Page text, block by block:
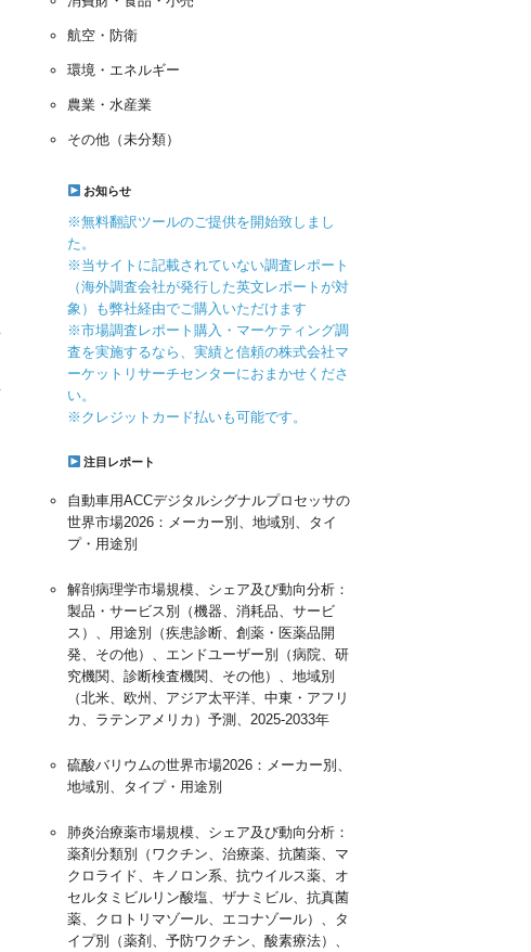
航空・防衛
環境・エネルギー
農業・水産業
その他（未分類）
お知らせ
※無料翻訳ツールのご提供を開始致しまし
た。
※当サイトに記載されていない調査レポート
（海外調査会社が発行した英文レポートが対
象）も弊社経由でご購入いただけます
※市場調査レポート購入・マーケティング調
査を実施するなら、実績と信頼の株式会社マ
ーケットリサーチセンターにおまかせくださ
い。
※クレジットカード払いも可能です。
注目レポート
自動車用ACCデジタルシグナルプロセッサの
世界市場2026：メーカー別、地域別、タイ
プ・用途別
解剖病理学市場規模、シェア及び動向分析：
製品・サービス別（機器、消耗品、サービ
ス）、用途別（疾患診断、創薬・医薬品開
発、その他）、エンドユーザー別（病院、研
究機関、診断検査機関、その他）、地域別
（北米、欧州、アジア太平洋、中東・アフリ
カ、ラテンアメリカ）予測、2025-2033年
硫酸バリウムの世界市場2026：メーカー別、
地域別、タイプ・用途別
肺炎治療薬市場規模、シェア及び動向分析：
薬剤分類別（ワクチン、治療薬、抗菌薬、マ
クロライド、キノロン系、抗ウイルス薬、オ
セルタミビルリン酸塩、ザナミビル、抗真菌
薬、クロトリマゾール、エコナゾール）、タ
イプ別（薬剤、予防ワクチン、酸素療法）、